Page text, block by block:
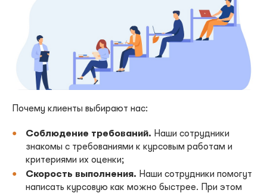
Почему клиенты выбирают нас:
Соблюдение требований. Наши сотрудники
знакомы с требованиями к курсовым работам и
критериями их оценки;
Скорость выполнения. Наши сотрудники помогут
написать курсовую как можно быстрее. При этом